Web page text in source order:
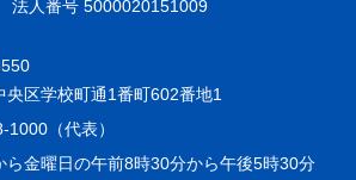
法人番号 5000020151009
央区学校町通1番町602番地1
1000（代表）
ら金曜日の午前8時30分から午後5時30分